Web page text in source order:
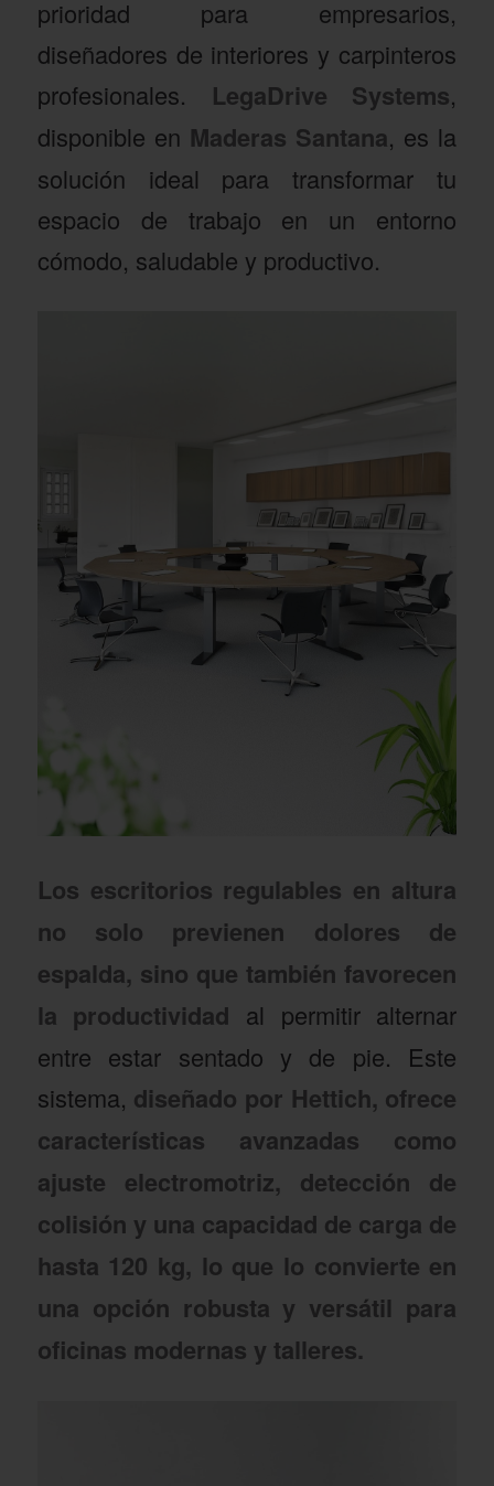
prioridad para empresarios,
diseñadores de interiores y carpinteros
profesionales. LegaDrive Systems,
disponible en Maderas Santana, es la
solución ideal para transformar tu
espacio de trabajo en un entorno
cómodo, saludable y productivo.
Los escritorios regulables en altura
no solo previenen dolores de
espalda, sino que también favorecen
la productividad al permitir alternar
entre estar sentado y de pie. Este
sistema, diseñado por Hettich, ofrece
características avanzadas como
ajuste electromotriz, detección de
colisión y una capacidad de carga de
hasta 120 kg, lo que lo convierte en
una opción robusta y versátil para
oficinas modernas y talleres.